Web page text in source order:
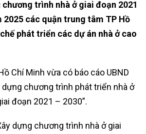
chương trình nhà ở giai đoạn 2021
2025 các quận trung tâm TP Hồ
phát triển các dự án nhà ở cao
Chí Minh vừa có báo cáo UBND
dựng chương trình phát triển nhà ở
đoạn 2021 – 2030”.
dựng chương trình nhà ở giai